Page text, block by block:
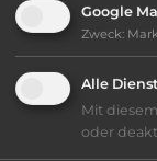
Lage:
Google
Zweck:
Alle
Mit
oder